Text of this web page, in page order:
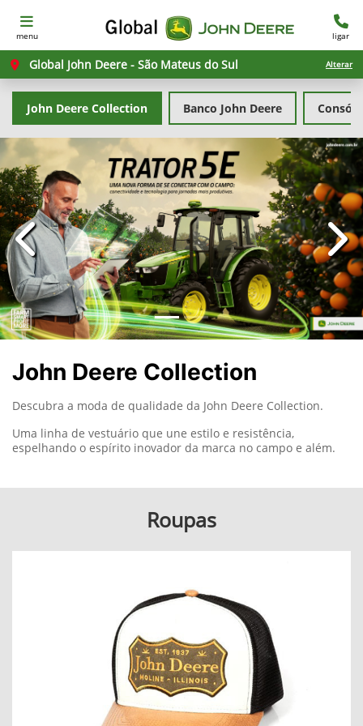
menu ligar
Global John Deere - São Mateus do Sul Alterar
Banco John Deere
John Deere Collection
templates.template-
John Deere Collection
Descubra a moda de qualidade da John Deere Collection.
Uma linha de vestuário que une estilo e resistência,
espelhando o espírito inovador da marca no campo e além.
Roupas